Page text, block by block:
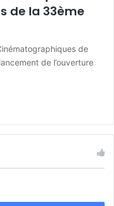
de la 33ème
de
de l’ouverture